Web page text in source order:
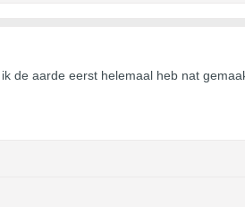
de aarde eerst helemaal heb nat